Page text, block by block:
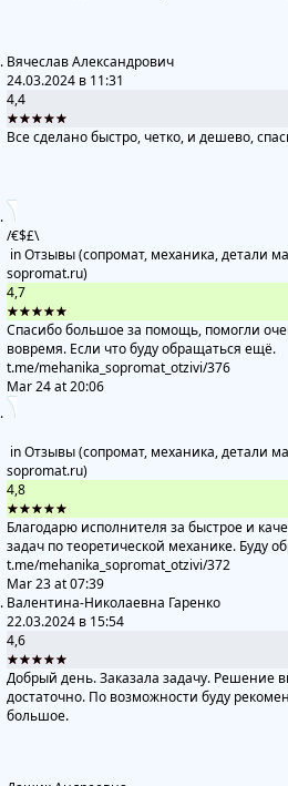
Вячеслав Александрович
24.03.2024 в 11:31
4,4
★★★★★
Все сделано быстро, четко, и дешево,
/€$£\
inОтзывы (сопромат, механика, детали
sopromat.ru)
4,7
★★★★★
Спасибо большое за помощь, помогли
вовремя. Если что буду обращаться ещё.
t.me/mehanika_sopromat_otzivi/376
Mar 24 at 20:06
inОтзывы (сопромат, механика, детали
sopromat.ru)
4,8
★★★★★
Благодарю исполнителя за быстрое и
задач по теоретической механике. Буду
t.me/mehanika_sopromat_otzivi/372
Mar 23 at 07:39
Валентина-Николаевна Гаренко
22.03.2024 в 15:54
4,6
★★★★★
Добрый день. Заказала задачу. Решение
достаточно. По возможности буду
большое.